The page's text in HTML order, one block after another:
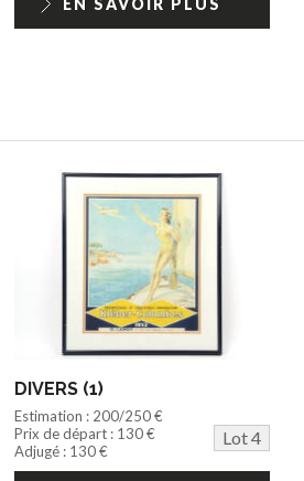
DIVERS (1)
Estimation : 200/250 €
Prix de départ : 130 €
Lot 4
Adjugé : 130 €